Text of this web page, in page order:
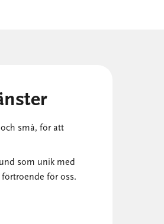
små, för att
som unik med
för oss.